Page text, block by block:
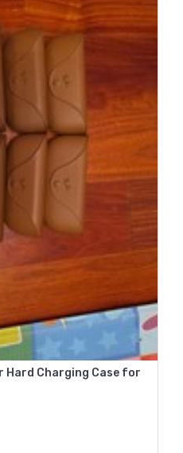
Hard Charging Case for